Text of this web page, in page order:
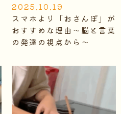
2025.10.19
スマホより「おさんぽ」が
おすすめな理由～脳と言葉
の発達の視点から～